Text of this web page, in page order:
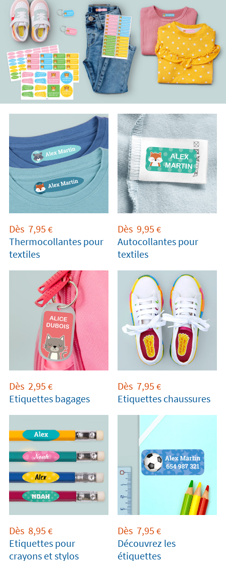
Dès 7,95 €
Thermocollantes pour
textiles
Dès 9,95 €
Autocollantes pour
textiles
Dès 2,95 €
Etiquettes bagages
Dès 7,95 €
Etiquettes chaussures
Dès 8,95 €
Etiquettes pour
crayons et stylos
Dès 7,95 €
Découvrez les
étiquettes